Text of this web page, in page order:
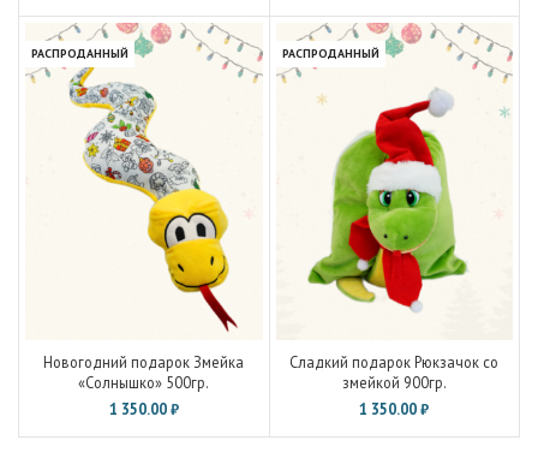
РАСПРОДАННЫЙ
Новогодний подарок Змейка
«Солнышко» 500гр.
1 350.00₽
РАСПРОДАННЫЙ
Сладкий подарок Рюкзачок со
змейкой 900гр.
1 350.00₽